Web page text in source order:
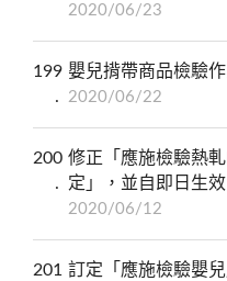
2020/06/23
199 嬰兒揹帶商品檢驗
2020/06/22
200 修正「應施檢驗熱
定」，並自即日生效
2020/06/12
201 訂定「應施檢驗嬰